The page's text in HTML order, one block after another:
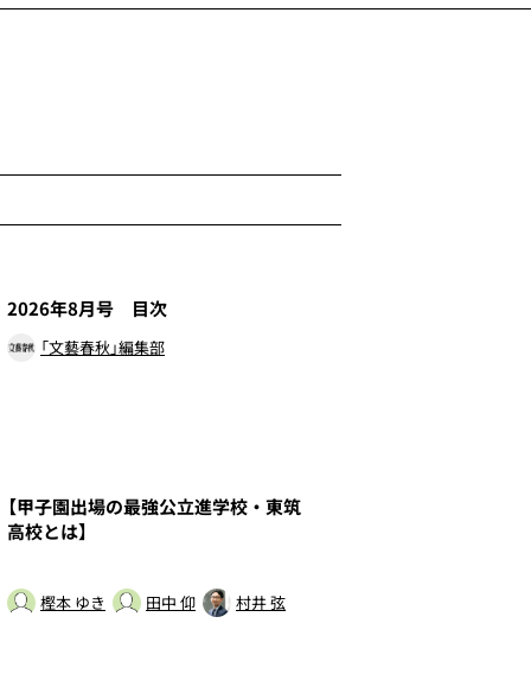
2026年8月号 目次
「文藝春秋」編集部
【甲子園出場の最強公立進学校・東筑
高校とは】
樫本 ゆき 田中 仰 村井 弦